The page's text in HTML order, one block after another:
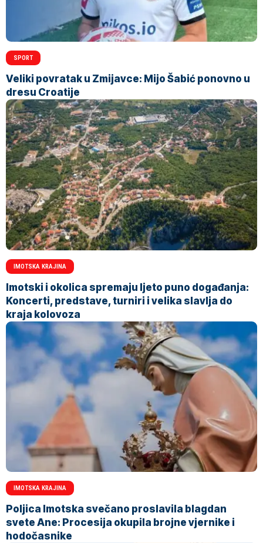
SPORT
Veliki povratak u Zmijavce: Mijo Šabić ponovno u
dresu Croatije
IMOTSKA KRAJINA
Imotski i okolica spremaju ljeto puno događanja:
Koncerti, predstave, turniri i velika slavlja do
kraja kolovoza
IMOTSKA KRAJINA
Poljica Imotska svečano proslavila blagdan
svete Ane: Procesija okupila brojne vjernike i
hodočasnike